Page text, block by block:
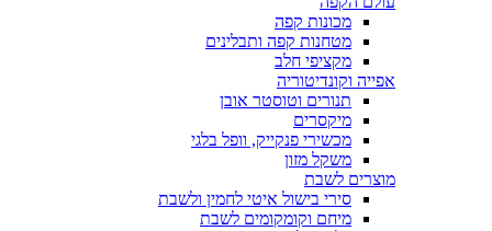
מכונות קפה
מטחנות קפה ותבלינים
מקציפי חלב
אפייה וקונדיטוריה
תנורים וטוסטר אובן
מיקסרים
מכשירי פנקייק, וופל בלגי
משקל מזון
מוצרים לשבת
סירי בישול איטי לחמין ולשבת
מיחם וקומקומים לשבת